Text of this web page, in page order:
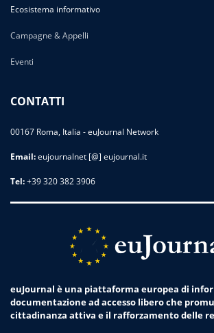
Ecosistema informativo
Campagne & Appelli
Eventi
CONTATTI
00167 Roma, Italia - euJournal Network
Email:eujournalnet [@] eujournal.it
Tel:+39 320 382 3906
euJournal è una piattaforma europea di
documentazione ad accesso libero che
cittadinanza attiva e il rafforzamento delle